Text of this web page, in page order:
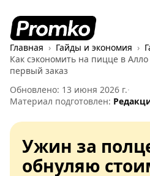
Главная Гайды и экономия
Как сэкономить на пицце в
первый заказ
Обновлено: 13 июня 2026 г.·
Материал подготовлен:
Ужин за
обнуляю